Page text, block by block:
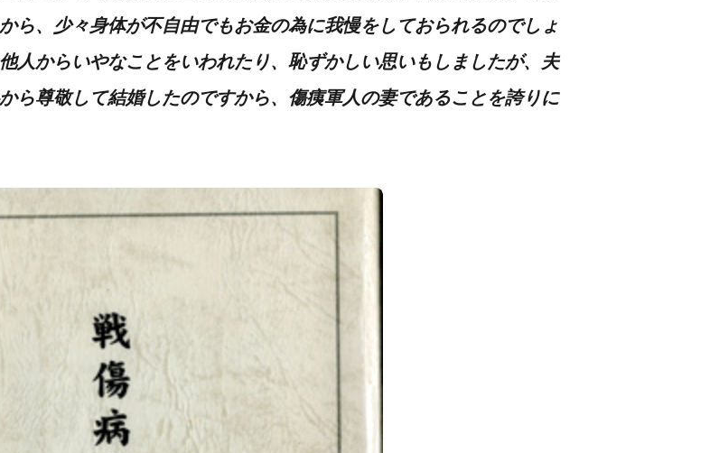
ら、少々身体が不自由でもお金の為に我慢をしておられるのでしょ
人からいやなことをいわれたり、恥ずかしい思いもしましたが、夫
ら尊敬して結婚したのですから、傷痍軍人の妻であることを誇りに